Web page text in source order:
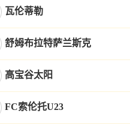
瓦伦蒂勒
舒姆布拉特萨兰斯克
高宝谷太阳
FC索伦托U23